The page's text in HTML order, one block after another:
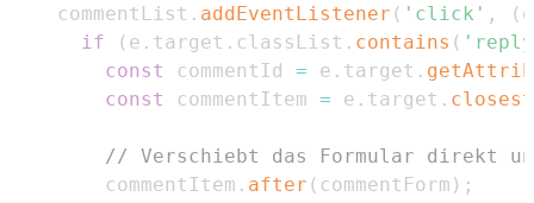
    commentList
. addEventListener ( 'click' , ( e
if
( e . target . classList . contains (
const
commentId = e . target .
const
commentItem = e . target . closest
// Verschiebt das Formular direkt
        commentItem
. after ( commentForm ) ;